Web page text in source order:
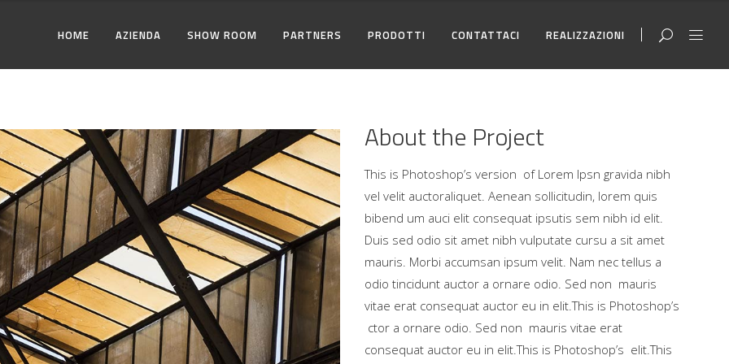
HOME AZIENDA SHOW ROOM PARTNERS PRODOTTI
ZONA GIORNO
ZONA NOTTE
CONTATTACI REALIZZAZIONI
ZONA GIORNO
About the Project
This is Photoshop’s version of Lorem Ipsn gravida nibh
vel velit auctoraliquet. Aenean sollicitudin, lorem quis
bibend um auci elit consequat ipsutis sem nibh id elit.
Duis sed odio sit amet nibh vulputate cursu a sit amet
mauris. Morbi accumsan ipsum velit. Nam nec tellus a
odio tincidunt auctor a ornare odio. Sed non mauris
vitae erat consequat auctor eu in elit.This is Photoshop’s
ctor a ornare odio. Sed non mauris vitae erat
consequat auctor eu in elit.This is Photoshop’s elit.This